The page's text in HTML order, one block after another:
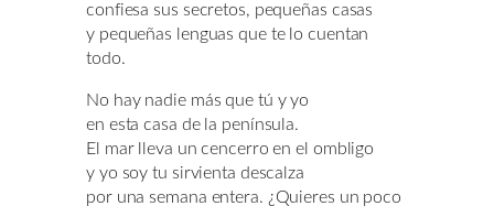
confiesa sus secretos, pequeñas casas
y pequeñas lenguas que te lo cuentan
todo.
No hay nadie más que tú y yo
en esta casa de la península.
El mar lleva un cencerro en el ombligo
y yo soy tu sirvienta descalza
por una semana entera. ¿Quieres un poco